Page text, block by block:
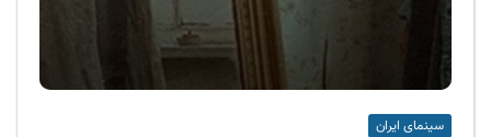
سینمای ایران